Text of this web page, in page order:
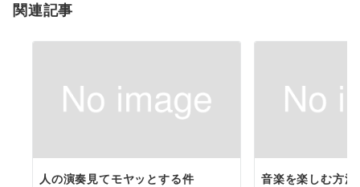
ン
関連記事
人の演奏見てモヤッとする件 音楽を楽しむ方法